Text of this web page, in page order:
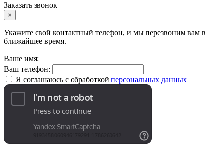
Заказать звонок
×
Укажите свой контактный телефон, и мы перезвоним вам в
ближайшее время.
Ваше имя:
Ваш телефон:
Я соглашаюсь с обработкой персональных данных